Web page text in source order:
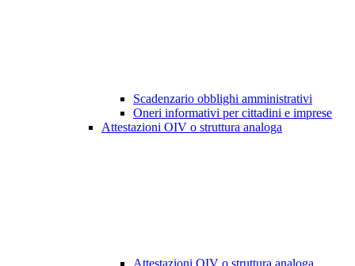
Scadenzario obblighi amministrativi
Oneri informativi per cittadini e imprese
Attestazioni OIV o struttura analoga